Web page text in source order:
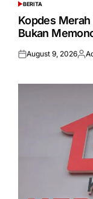
POSTED
IN
BERITA
Kopdes Merah
Bukan
Posted
August 9, 2026